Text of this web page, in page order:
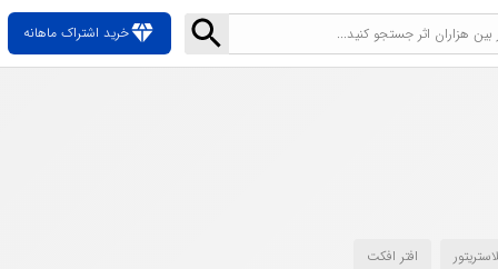
diamondخرید اشتراک ماهانه
افتر افکت